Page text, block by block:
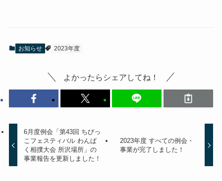
お知らせ 2023年度
よかったらシェアしてね！
6月度例会「第43回 ちびっ
こフェスティバル わんぱ
く相撲大会 所沢場所」の
事業報告を更新しました！
2023年度 すべての例会・
事業が完了しました！